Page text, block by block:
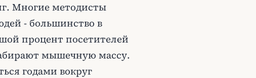
Многие методисты
- большинство в
процент посетителей
мышечную массу.
годами вокруг